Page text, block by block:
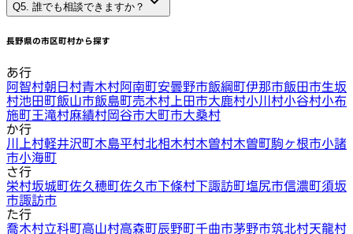
Q5. 誰でも相談できますか？
長野県の市区町村から探す
あ行
阿智村朝日村青木村阿南町安曇野市飯綱町伊那市飯田市生坂
村池田町飯山市飯島町売木村 上田市大鹿村小川村小谷村小布
施町王滝村麻績村岡谷市大町市大桑村
か行
川上村軽井沢町木島平村北相木村木曽村木曽町駒ヶ根市小諸
市小海町
さ行
栄村坂城町佐久穂町佐久市下條村下諏訪町塩尻市信濃町須坂
市諏訪市
た行
喬木村立科町高山村高森町辰野町千曲市茅野市筑北村天龍村